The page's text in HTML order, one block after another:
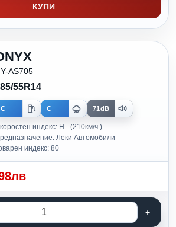
КУПИ
AS705
55R14
C C 71dB
индекс: H - (210км/ч.)
Леки Автомобили
индекс: 80